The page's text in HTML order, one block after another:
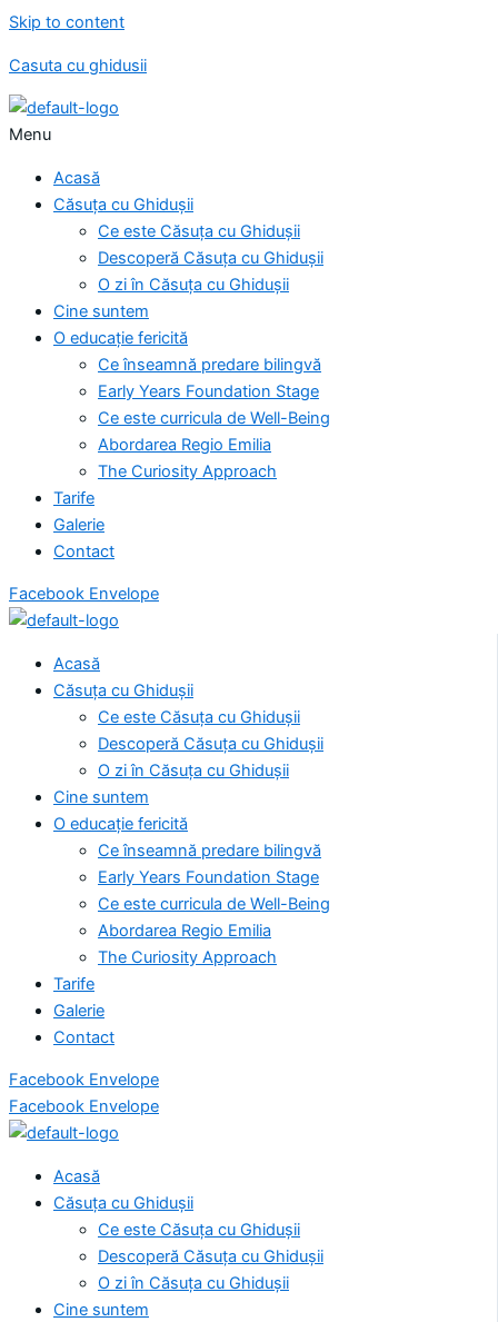
Skip to content
Casuta cu ghidusii
Menu
Acasă
Căsuța cu Ghidușii
Ce este Căsuța cu Ghidușii
Descoperă Căsuța cu Ghidușii
O zi în Căsuța cu Ghidușii
Cine suntem
O educație fericită
Ce înseamnă predare bilingvă
Early Years Foundation Stage
Ce este curricula de Well-Being
Abordarea Regio Emilia
The Curiosity Approach
Tarife
Galerie
Contact
Facebook Envelope
Acasă
Căsuța cu Ghidușii
Ce este Căsuța cu Ghidușii
Descoperă Căsuța cu Ghidușii
O zi în Căsuța cu Ghidușii
Cine suntem
O educație fericită
Ce înseamnă predare bilingvă
Early Years Foundation Stage
Ce este curricula de Well-Being
Abordarea Regio Emilia
The Curiosity Approach
Tarife
Galerie
Contact
Facebook Envelope
Facebook Envelope
Acasă
Căsuța cu Ghidușii
Ce este Căsuța cu Ghidușii
Descoperă Căsuța cu Ghidușii
O zi în Căsuța cu Ghidușii
Cine suntem